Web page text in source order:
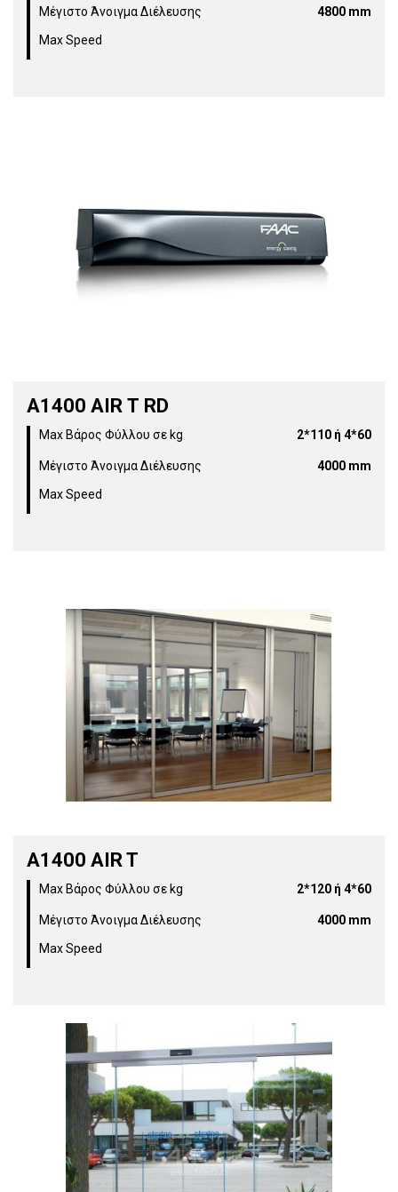
Μέγιστο Άνοιγμα Διέλευσης
4800 mm
Max Speed
Α1400 AIR Τ RD
Max Βάρος Φύλλου σε kg 2*110 ή 4*60
Μέγιστο Άνοιγμα Διέλευσης
4000 mm
Max Speed
Α1400 AIR T
Max Βάρος Φύλλου σε kg 2*120 ή 4*60
Μέγιστο Άνοιγμα Διέλευσης
4000 mm
Max Speed